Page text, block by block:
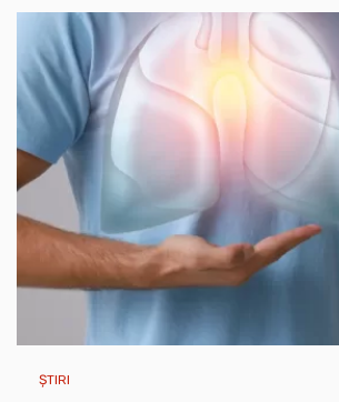
ȘTIRI